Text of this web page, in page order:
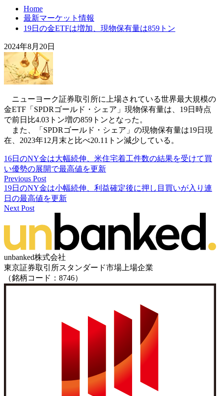
Home
最新マーケット情報
19日の金ETFは増加、現物保有量は859トン
2024年8月20日
ニューヨーク証券取引所に上場されている世界最大規模の
金ETF「SPDRゴールド・シェア」現物保有量は、19日時点
で前日比4.03トン増の859トンとなった。
また、「SPDRゴールド・シェア」の現物保有量は19日現
在、2023年12月末と比べ20.11トン減少している。
16日のNY金は大幅続伸、米住宅着工件数の結果を受けて買
い優勢の展開で最高値を更新
Previous Post
19日のNY金は小幅続伸、利益確定後に押し目買いが入り連
日の最高値を更新
Next Post
unbanked株式会社
東京証券取引所スタンダード市場上場企業
（銘柄コード：8746）